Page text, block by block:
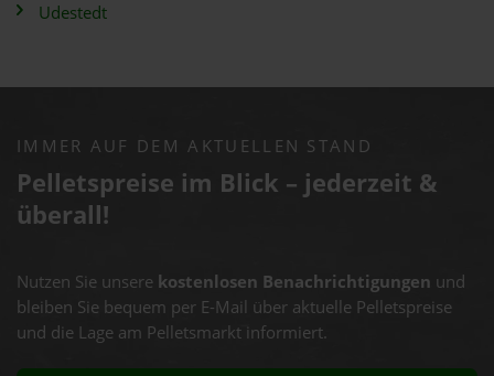
Udestedt
IMMER AUF DEM AKTUELLEN STAND
Pelletspreise im Blick – jederzeit &
überall!
Nutzen Sie unsere kostenlosen Benachrichtigungen und
bleiben Sie bequem per E-Mail über aktuelle Pelletspreise
und die Lage am Pelletsmarkt informiert.